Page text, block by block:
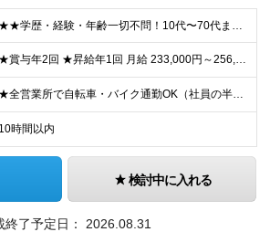
★★学歴・経験・年齢一切不問！10代〜70代まで活躍中★★ ■未経験歓迎 ■第二新卒歓迎・ブランクOK 人物重視の採用です！元気な挨拶ができる方、安定した環境で長く働きたい方を歓迎します。
★賞与年2回 ★昇給年1回 月給 233,000円～256,000円 +（各種手当）+（賞与年2回） ※経験、能力等を考慮の上、決定！月収30万円以上も可能です ※経験者の方は優遇します ※3ヶ月の
★全営業所で自転車・バイク通勤OK（社員の半数がバイクで通勤） 【目黒営業所】 東京都目黒区目黒1-24-2 【五反田営業所】 東京都品川区大崎5-1-2 【中野営業所 新宿スタンド】 東京都中
10時間以内
検討中に入れる
終了予定日： 2026.08.31